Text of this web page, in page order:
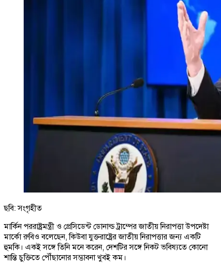
ছবি: সংগৃহীত
মার্কিন পররাষ্ট্রমন্ত্রী ও প্রেসিডেন্ট ডোনাল্ড ট্রাম্পের জাতীয় নিরাপত্তা উপদেষ্টা
মার্কো রুবিও বলেছেন, কিউবা যুক্তরাষ্ট্রের জাতীয় নিরাপত্তার জন্য একটি
হুমকি। একই সঙ্গে তিনি মনে করেন, দেশটির সঙ্গে নিকট ভবিষ্যতে কোনো
শান্তি চুক্তিতে পৌঁছানোর সম্ভাবনা খুবই কম।